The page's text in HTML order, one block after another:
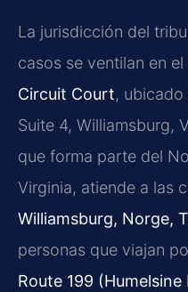
La jurisdicción del
casos se ventilan en el
Circuit Court, ubicado
Suite 4, Williamsburg,
que forma parte del
Virginia, atiende a las
Williamsburg, Norge,
personas que viajan
Route 199 (Humelsine